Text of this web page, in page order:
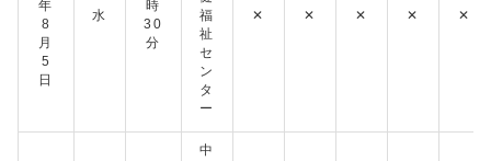
年
8
月
5
日
水
時
30
分
福
祉
セ
ン
タ
ー
✕ ✕ ✕ ✕ ✕
中